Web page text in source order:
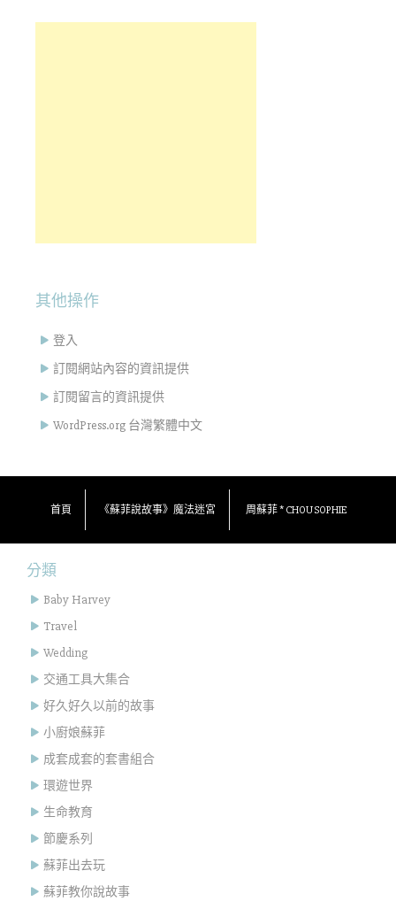
其他操作
登入
訂閱網站內容的資訊提供
訂閱留言的資訊提供
WordPress.org 台灣繁體中文
首頁 《蘇菲說故事》魔法迷宮 周蘇菲 * CHOU SOPHIE
分類
Baby Harvey
Travel
Wedding
交通工具大集合
好久好久以前的故事
小廚娘蘇菲
成套成套的套書組合
環遊世界
生命教育
節慶系列
蘇菲出去玩
蘇菲教你說故事